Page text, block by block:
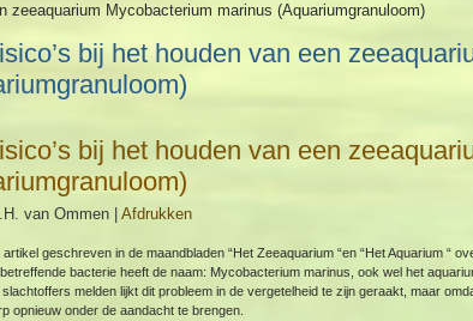
zeeaquarium Mycobacterium marinus (Aquariumgranuloom)
bij het houden van een
bij het houden van een
van Ommen |Afdrukken
geschreven in de maandbladen “Het Zeeaquarium “en “Het Aquarium “
bacterie heeft de naam: Mycobacterium marinus, ook wel het
melden lijkt dit probleem in de vergetelheid te zijn geraakt, maar
opnieuw onder de aandacht te brengen.